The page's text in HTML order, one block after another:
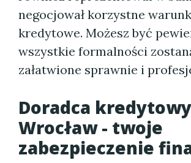
negocjował korzystne
kredytowe. Możesz być
wszystkie formalności
załatwione sprawnie i
Doradca kredytowy
Wrocław - twoje
zabezpieczenie